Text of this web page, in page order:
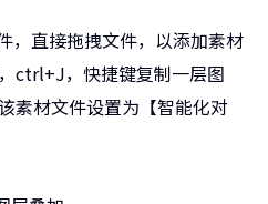
，直接拖拽文件，以添加素材
ctrl+J，快捷键复制一层图
素材文件设置为【智能化对